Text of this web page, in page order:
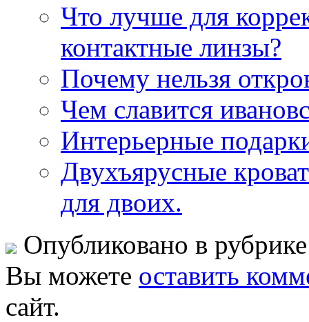
Что лучше для
контактные линзы?
Почему нельзя
Чем славится
Интерьерные
Двухъярусные
для двоих.
Опубликовано в
Вы можете оставить
сайт.